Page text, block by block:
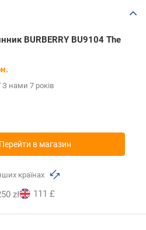
BURBERRY BU9104 The
З нами 7 років
Перейти в магазин
країнах
zł 111 £